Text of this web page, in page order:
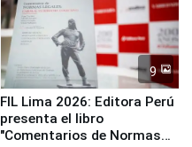
9
FIL Lima 2026: Editora Perú
presenta el libro
"Comentarios de Normas